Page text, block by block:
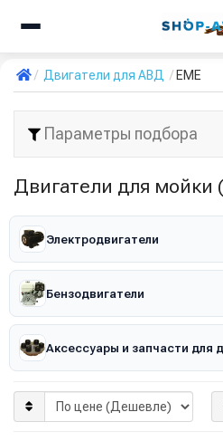
Двигатели для АВД EME
Параметры подбора
Двигатели для мойки
Электродвигатели
Бензодвигатели
Аксессуары и запчасти для